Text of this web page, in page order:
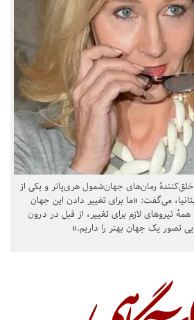
رمان‌های جهان‌شمول هری‌پاتر و یکی از
می‌گفت: «ما برای تغییر دادن این جهان
نیروهای لازم برای تغییر، از قبل در درون
تصور یک جهان بهتر را داریم.»